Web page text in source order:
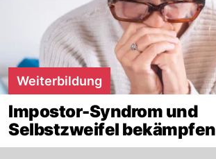
Weiterbildung
Impostor-Syndrom und
Selbstzweifel bekämpfen